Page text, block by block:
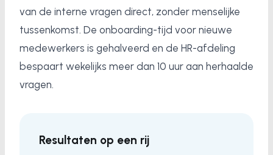
van de interne vragen direct, zonder menselijke
tussenkomst. De onboarding-tijd voor nieuwe
medewerkers is gehalveerd en de HR-afdeling
bespaart wekelijks meer dan 10 uur aan herhaalde
vragen.
Resultaten op een rij